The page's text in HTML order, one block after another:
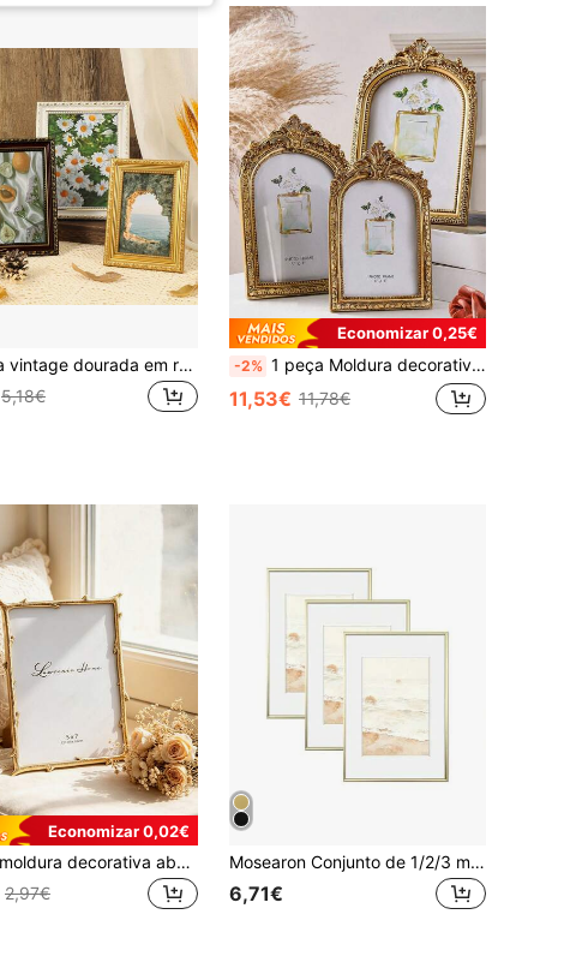
Moldura vintage dourada em relevo (1 unidade) - Estilo retangular europeu, ideal para estúdio fotográfico, corredor e decoração de casa. Acabamento requintado que combina técnicas clássicas e modernas europeias. Perfeita para decoração de casa, decoração de quarto, exibição em mesa, presente de aniversário, presente de formatura, etc.
5,18€
Economizar 0,25€
-2% 1 peça Moldura decorativa curva dourada estilo europeu vintage, com um papel interno aleatório, para decoração de casa e exibição de fotos DIA DOS NAMORADOS, casamento dos namorados, aniversário
11,53€ 11,78€
Economizar 0,02€
1 peça moldura decorativa aberta em resina dourada com ramo, centro oco estilo graveto, borda de exposição para mesa, apenas moldura sem vidro nem fundo ou inserção de foto, decoração vintage para casa, quarto, escritório, secretária, casamento, aniversário e presente para festa
2,97€
Mosearon Conjunto de 1/2/3 molduras para fotos em liga de alumínio dourado, tamanho 11,8" x 15,7", moldura decorativa A3, moldura moderna A4 para decoração de casa, moldura minimalista e elegante para fotos em liga de alumínio dourado.
6,71€